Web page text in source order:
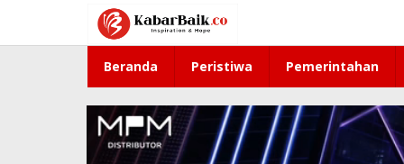
konten
Beranda Peristiwa Pemerintahan